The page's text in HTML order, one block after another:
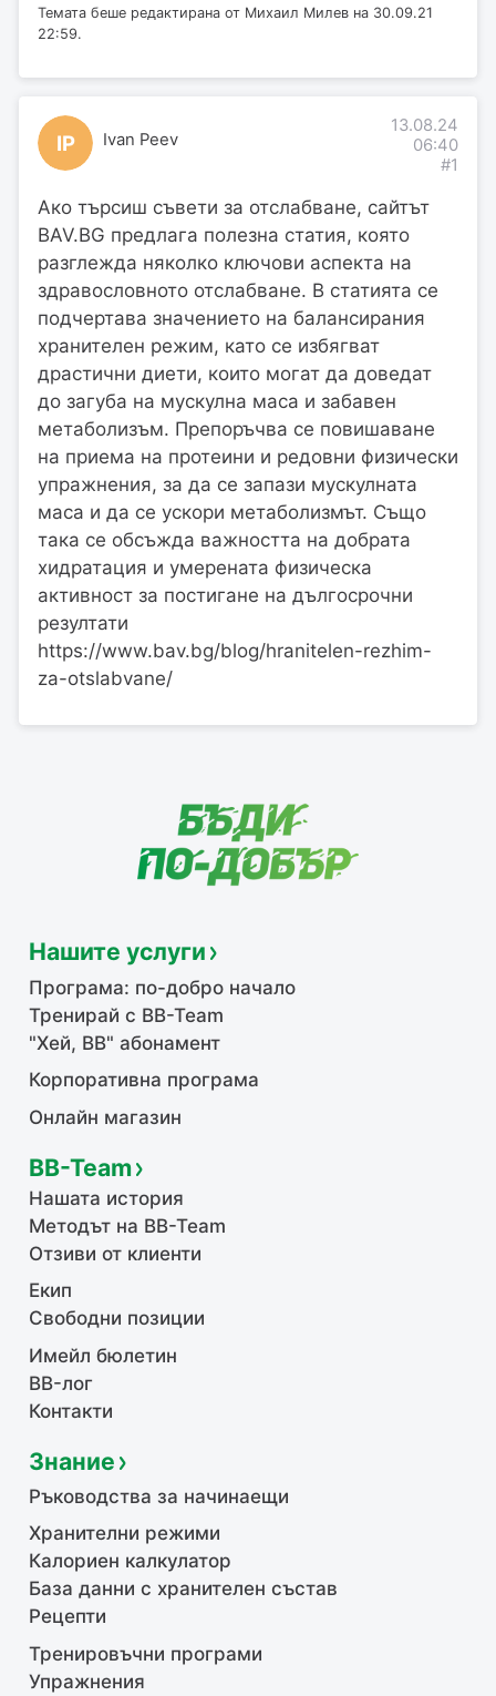
Темата беше редактирана от Михаил Милев на 30.09.21
22:59.
IP Ivan Peev
13.08.24
06:40
#1
Ако търсиш съвети за отслабване, сайтът
BAV.BG предлага полезна статия, която
разглежда няколко ключови аспекта на
здравословното отслабване. В статията се
подчертава значението на балансирания
хранителен режим, като се избягват
драстични диети, които могат да доведат
до загуба на мускулна маса и забавен
метаболизъм. Препоръчва се повишаване
на приема на протеини и редовни физически
упражнения, за да се запази мускулната
маса и да се ускори метаболизмът. Също
така се обсъжда важността на добрата
хидратация и умерената физическа
активност за постигане на дългосрочни
резултати​
https://www.bav.bg/blog/hranitelen-rezhim-
za-otslabvane/
Нашите услуги
Програма: по-добро начало
Тренирай с BB-Team
"Хей, ВВ" абонамент
Корпоративна програма
Онлайн магазин
BB-Team
Нашата история
Методът на BB-Team
Отзиви от клиенти
Екип
Свободни позиции
Имейл бюлетин
BB-лог
Контакти
Знание
Ръководства за начинаещи
Хранителни режими
Калориен калкулатор
База данни с хранителен състав
Рецепти
Тренировъчни програми
Упражнения